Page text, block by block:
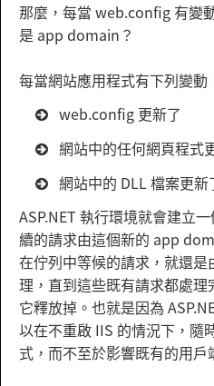
那麼，每當 web.config 有變
是 app domain？
每當網站應用程式有下列變動
web.config 更新了
網站中的任何網頁程式
網站中的 DLL 檔案更新
ASP.NET 執行環境就會建立
續的請求由這個新的 app
在佇列中等候的請求，就還
理，直到這些既有請求都處理
它釋放掉。也就是因為
以在不重啟 IIS 的情況下，隨
式，而不至於影響既有的用戶